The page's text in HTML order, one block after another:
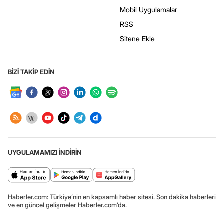
Mobil Uygulamalar
RSS
Sitene Ekle
BİZİ TAKİP EDİN
UYGULAMAMIZI İNDİRİN
Haberler.com: Türkiye’nin en kapsamlı haber sitesi. Son dakika haberleri
ve en güncel gelişmeler Haberler.com’da.